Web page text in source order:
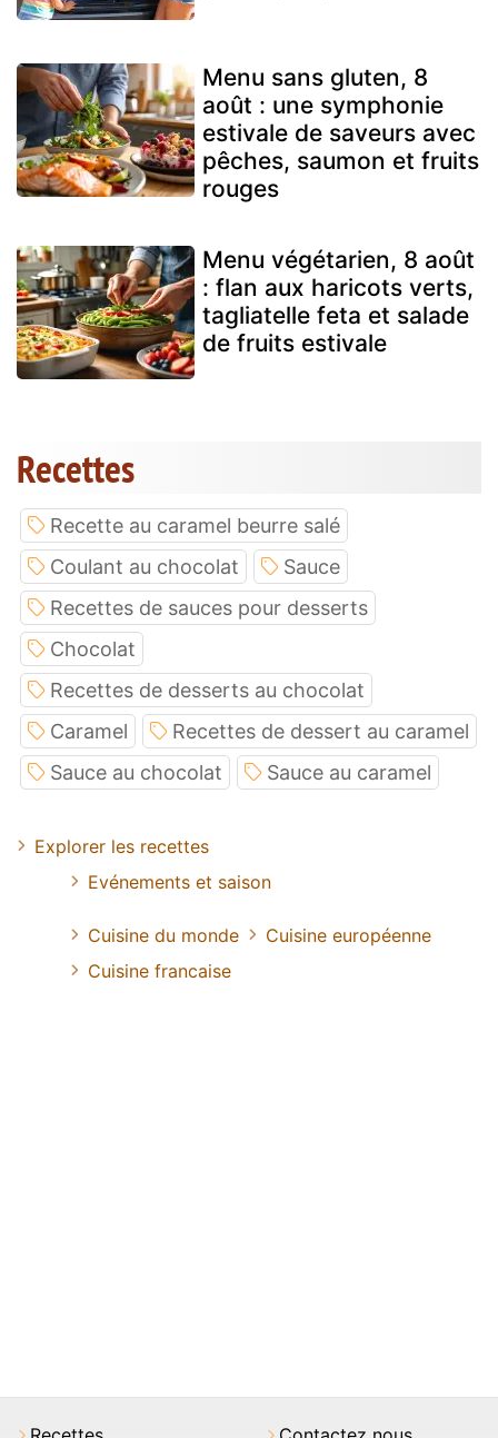
Menu sans gluten, 8
août : une symphonie
estivale de saveurs avec
pêches, saumon et fruits
rouges
Menu végétarien, 8 août
: flan aux haricots verts,
tagliatelle feta et salade
de fruits estivale
Recettes
Recette au caramel beurre salé
Coulant au chocolat
Sauce
Recettes de sauces pour desserts
Chocolat
Recettes de desserts au chocolat
Caramel
Recettes de dessert au caramel
Sauce au chocolat
Sauce au caramel
Explorer les recettes
Evénements et saison
Cuisine du monde
Cuisine européenne
Cuisine francaise